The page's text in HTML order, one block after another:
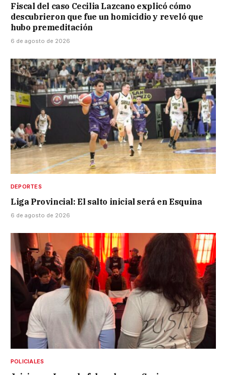
Fiscal del caso Cecilia Lazcano explicó cómo
descubrieron que fue un homicidio y reveló que
hubo premeditación
6 de agosto de 2026
DEPORTES
Liga Provincial: El salto inicial será en Esquina
6 de agosto de 2026
POLICIALES